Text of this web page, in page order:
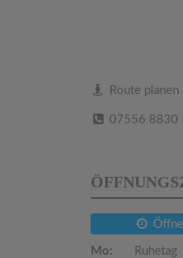
Route planen
07556 8830
Mo:
Ruhetag